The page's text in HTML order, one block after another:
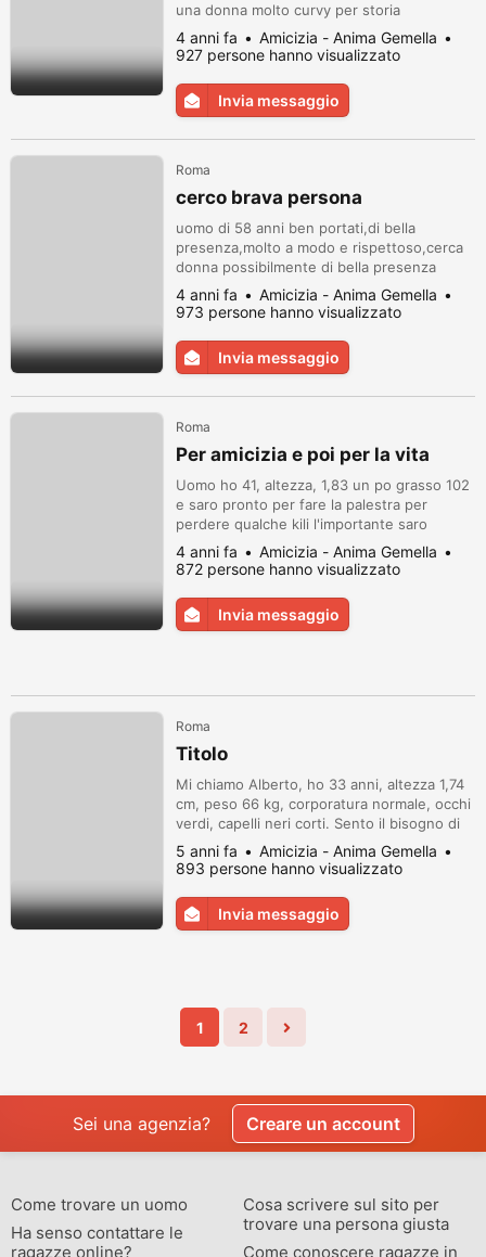
una donna molto curvy per storia
ovviamente importante. No perditempo.
Max serietà.
4 anni fa
Amicizia - Anima Gemella
927 persone hanno visualizzato
Invia messaggio
Roma
cerco brava persona
uomo di 58 anni ben portati,di bella
presenza,molto a modo e rispettoso,cerca
donna possibilmente di bella presenza
gentile e affettuosa per relazione
stabile,sono benestante
4 anni fa
Amicizia - Anima Gemella
973 persone hanno visualizzato
Invia messaggio
Roma
Per amicizia e poi per la vita
Uomo ho 41, altezza, 1,83 un po grasso 102
e saro pronto per fare la palestra per
perdere qualche kili l'importante saro
tranquillo perche io penso tropo, sto
cercando una amica vera che crede una
cosa se chiama Amore, io promesso di
combattere per vivere un vita stabile e
tranquilla e faro il massimo possibile della
4 anni fa
Amicizia - Anima Gemella
872 persone hanno visualizzato
Invia messaggio
Roma
Titolo
Mi chiamo Alberto, ho 33 anni, altezza 1,74
cm, peso 66 kg, corporatura normale, occhi
verdi, capelli neri corti. Sento il bisogno di
avere vicino una donna, é un'esigenza sia
spirituale che fisica, finché era solo fisica
riuscivo a farne a meno, ma non lo é piú.
Amicizia o amore, per me sono parole, io mi
accontento di quello che mi si dà e non
5 anni fa
Amicizia - Anima Gemella
893 persone hanno visualizzato
Invia messaggio
1 2
Sei una agenzia? Creare un account
Come trovare un uomo
Ha senso contattare le
ragazze online?
Cosa scrivere sul sito per
trovare una persona giusta
Come conoscere ragazze in